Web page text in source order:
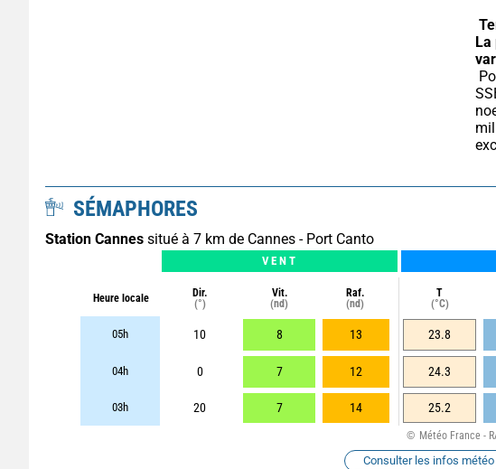
La
SÉMAPHORES
Station Cannes situé à 7 km de Cannes - Port Canto
VENT
Heure locale
Dir.
(°)
Vit.
(nd)
Raf.
(nd)
T
(°C)
05h 10 8 13 23.8
04h 0 7 12 24.3
03h 20 7 14 25.2
Météo France -
Consulter les infos